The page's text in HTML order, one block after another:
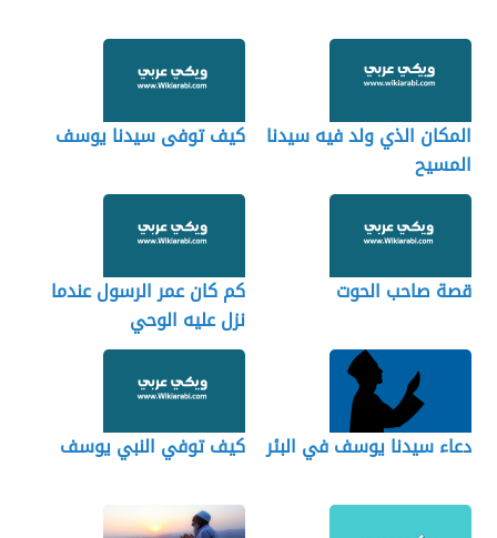
المكان الذي ولد فيه سيدنا
المسيح
كيف توفى سيدنا يوسف
قصة صاحب الحوت
كم كان عمر الرسول عندما
نزل عليه الوحي
دعاء سيدنا يوسف في البئر كيف توفي النبي يوسف